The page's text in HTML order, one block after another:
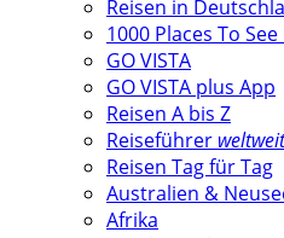
Reisen in
1000 Places To
GO VISTA
GO VISTA plus App
Reisen A bis Z
Reiseführer weltweit
Reisen Tag für Tag
Australien &
Afrika